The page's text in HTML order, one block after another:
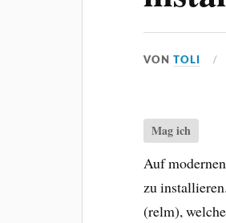
VONTOLI
Mag ich
Auf
zu
(relm),